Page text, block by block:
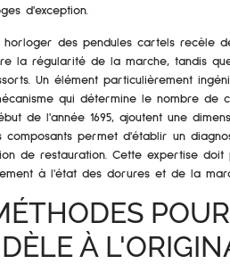
d'exception.
des pendules cartels recèle
la régularité de la marche, tandis
Un élément particulièrement
qui détermine le nombre de
de l'année 1695, ajoutent une
composants permet d'établir un
de restauration. Cette expertise
à l'état des dorures et de la
À